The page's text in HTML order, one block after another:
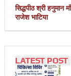
सिद्धपीठ श्री हनुमान
राजेश भाटिया
LATEST POST